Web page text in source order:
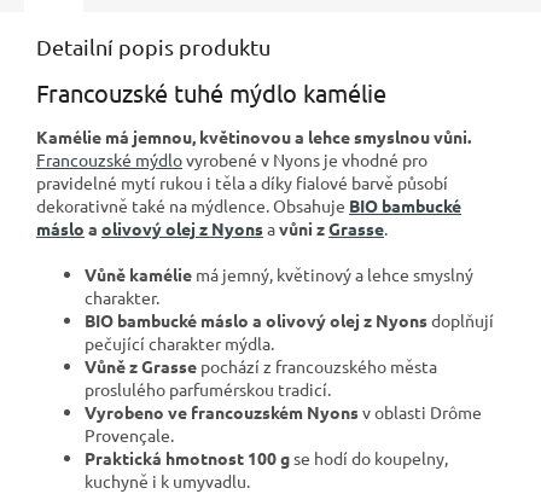
Detailní popis produktu
Francouzské tuhé mýdlo kamélie
Kamélie má jemnou, květinovou a lehce smyslnou vůni.
Francouzské mýdlovyrobené v Nyons je vhodné pro
pravidelné mytí rukou i těla a díky fialové barvě působí
dekorativně také na mýdlence. Obsahuje BIO bambucké
máslo a olivový olej z Nyonsavůni zGrasse.
Vůně kamélie má jemný, květinový a lehce smyslný
charakter.
BIO bambucké máslo a olivový olej z Nyonsdoplňují
pečující charakter mýdla.
Vůně z Grasse pochází z francouzského města
proslulého parfumérskou tradicí.
Vyrobeno ve francouzském Nyonsv oblasti Drôme
Provençale.
Praktická hmotnost 100 gse hodí do koupelny,
kuchyně i k umyvadlu.